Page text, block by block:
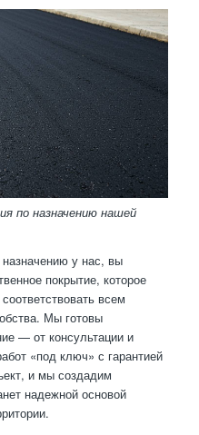
по назначению нашей
у нас, вы
покрытие, которое
всем
Мы готовы
— от консультации и
«под ключ» с гарантией
и мы создадим
надежной основой